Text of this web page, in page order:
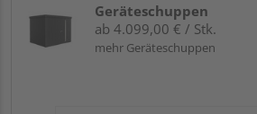
Geräteschuppen
ab 4.099,00 € / Stk.
mehr Geräteschuppen